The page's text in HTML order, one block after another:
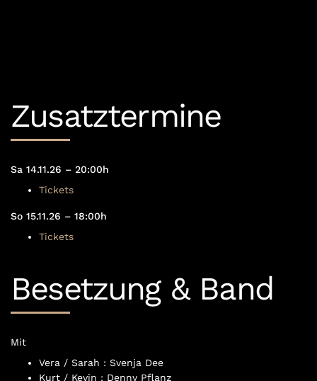
Zusatztermine
Sa 14.11.26 – 20:00h
Tickets
So 15.11.26 – 18:00h
Tickets
Besetzung & Band
Mit
Vera / Sarah : Svenja Dee
Kurt / Kevin : Denny Pflanz